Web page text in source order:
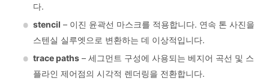
다.
stencil – 이진 윤곽선 마스크를 적용합니다. 연속 톤 사진을
스텐실 실루엣으로 변환하는 데 이상적입니다.
trace paths – 세그먼트 구성에 사용되는 베지어 곡선 및 스
플라인 제어점의 시각적 렌더링을 전환합니다.